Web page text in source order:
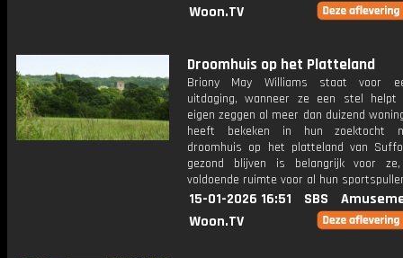
Woon.TV
Droomhuis op het Platteland
Briony May Williams staat voor
uitdaging, wanneer ze een stel
eigen zeggen al meer dan duizend
heeft bekeken in hun zoektocht
droomhuis op het platteland van
gezond blijven is belangrijk voor
voldoende ruimte voor al hun
15-01-2026 16:51 SBS
Woon.TV